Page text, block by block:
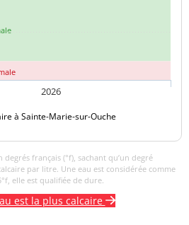
36,1 °f
<0,50 NFU
à Sainte-Marie-sur-Ouche
2026
degrés français (°f), sachant qu’un degré
par litre. Une eau est considérée comme
elle est qualifiée de dure.
est la plus calcaire